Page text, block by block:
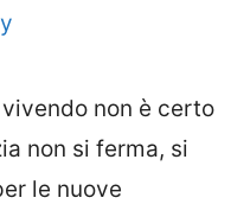
non è certo
non si ferma, si
le nuove